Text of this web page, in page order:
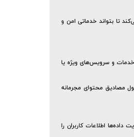
تا بتواند خدماتی امن و
خدمات و سرویس‌های ویژه یا
مصادیق محتوای مجرمانه
اطلاعات کاربران را